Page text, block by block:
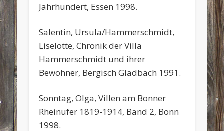
Jahrhundert, Essen 1998.
Salentin, Ursula/Hammerschmidt,
Liselotte, Chronik der Villa
Hammerschmidt und ihrer
Bewohner, Bergisch Gladbach 1991.
Sonntag, Olga, Villen am Bonner
Rheinufer 1819-1914, Band 2, Bonn
1998.